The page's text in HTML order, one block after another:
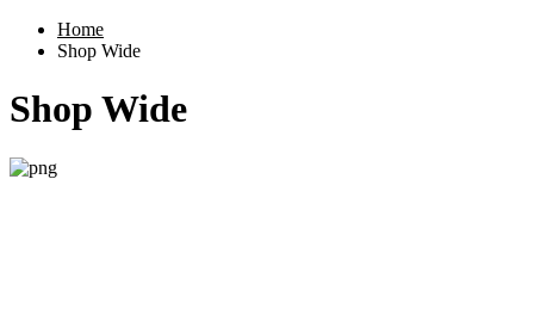
Home
Shop Wide
Shop Wide